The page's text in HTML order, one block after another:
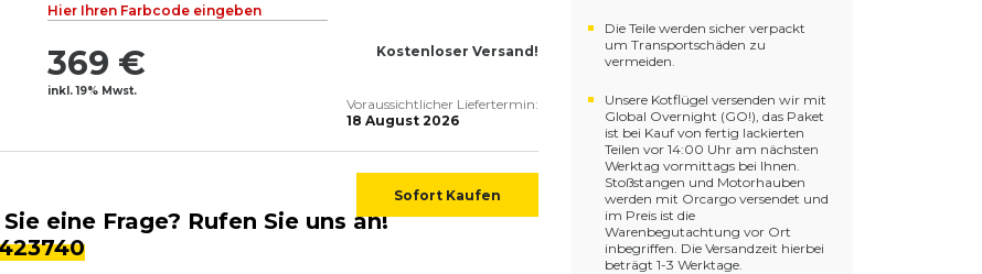
Hier Ihren Farbcode eingeben
369 €
inkl. 19% Mwst.
Kostenloser Versand!
Voraussichtlicher Liefertermin:
18 August 2026
Sofort Kaufen
eine Frage? Rufen Sie uns an!
Die Teile werden sicher verpackt
um Transportschäden zu
vermeiden.
Unsere Kotflügel versenden wir mit
Global Overnight (GO!), das Paket
ist bei Kauf von fertig lackierten
Teilen vor 14:00 Uhr am nächsten
Werktag vormittags bei Ihnen.
Stoßstangen und Motorhauben
werden mit Orcargo versendet und
im Preis ist die
Warenbegutachtung vor Ort
inbegriffen. Die Versandzeit hierbei
beträgt 1-3 Werktage.